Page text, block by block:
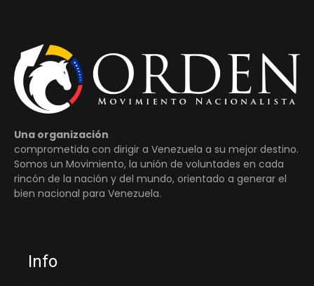
Una organización
comprometida con dirigir a Venezuela a su mejor destino.
Somos un Movimiento, la unión de voluntades en cada
rincón de la nación y del mundo, orientado a generar el
bien nacional para Venezuela.
Info